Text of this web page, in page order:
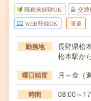
職種未経験OK 交通
WEB登録OK 派遣
勤務地
長野県松
松本駅か
曜日頻度 月～金（
時間 08:00～